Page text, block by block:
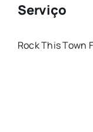
Serviço
Rock This Town